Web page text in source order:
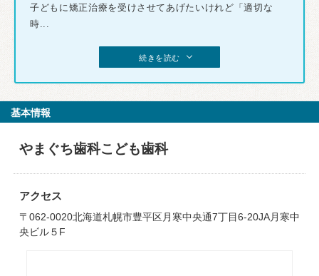
子どもに矯正治療を受けさせてあげたいけれど「適切な
時...
続きを読む
基本情報
やまぐち歯科こども歯科
アクセス
〒062-0020北海道札幌市豊平区月寒中央通7丁目6-20JA月寒中
央ビル５F